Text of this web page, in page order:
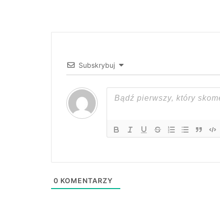
Subskrybuj
0 KOMENTARZY